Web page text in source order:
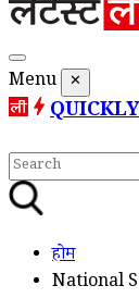
Menu ✕
QUICKLY
होम
National